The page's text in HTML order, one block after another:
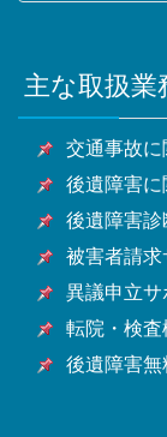
市・東大和市
摩市・稲城市
都全域
潮市・富士見
鶴ヶ島市・日
市・富津市・
印西市・白井
市・山武市・
甲府市・山梨
県・静岡県等
主な取扱業
交通事故に
後遺障害に
後遺障害診
被害者請求
異議申立サ
転院・検査
後遺障害無